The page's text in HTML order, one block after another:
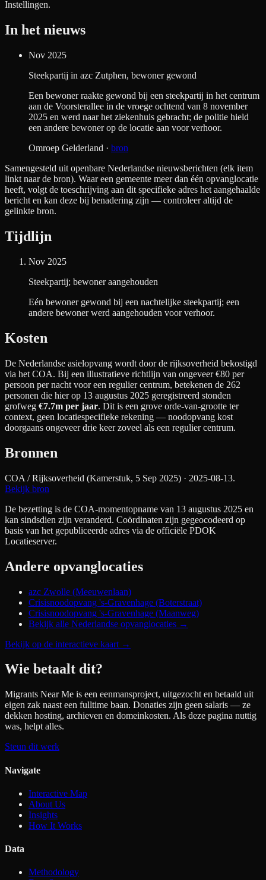
Instellingen.
In het nieuws
Nov 2025
Steekpartij in azc Zutphen, bewoner gewond
Een bewoner raakte gewond bij een steekpartij in het centrum
aan de Voorsterallee in de vroege ochtend van 8 november
2025 en werd naar het ziekenhuis gebracht; de politie hield
een andere bewoner op de locatie aan voor verhoor.
Omroep Gelderland · bron
Samengesteld uit openbare Nederlandse nieuwsberichten (elk item
linkt naar de bron). Waar een gemeente meer dan één opvanglocatie
heeft, volgt de toeschrijving aan dit specifieke adres het aangehaalde
bericht en kan deze bij benadering zijn — controleer altijd de
gelinkte bron.
Tijdlijn
Nov 2025
Steekpartij; bewoner aangehouden
Eén bewoner gewond bij een nachtelijke steekpartij; een
andere bewoner werd aangehouden voor verhoor.
Kosten
De Nederlandse asielopvang wordt door de rijksoverheid bekostigd
via het COA. Bij een illustratieve richtlijn van ongeveer €80 per
persoon per nacht voor een regulier centrum, betekenen de 262
personen die hier op 13 augustus 2025 geregistreerd stonden
grofweg €7.7m per jaar. Dit is een grove orde-van-grootte ter
context, geen locatiespecifieke rekening — noodopvang kost
doorgaans ongeveer drie keer zoveel als een regulier centrum.
Bronnen
COA / Rijksoverheid (Kamerstuk, 5 Sep 2025) · 2025-08-13.
Bekijk bron
De bezetting is de COA-momentopname van 13 augustus 2025 en
kan sindsdien zijn veranderd. Coördinaten zijn gegeocodeerd op
basis van het gepubliceerde adres via de officiële PDOK
Locatieserver.
Andere opvanglocaties
azc Zwolle (Meeuwenlaan)
Crisisnoodopvang 's-Gravenhage (Boterstraat)
Crisisnoodopvang 's-Gravenhage (Maanweg)
Bekijk alle Nederlandse opvanglocaties →
Bekijk op de interactieve kaart →
Wie betaalt dit?
Migrants Near Me is een eenmansproject, uitgezocht en betaald uit
eigen zak naast een fulltime baan. Donaties zijn geen salaris — ze
dekken hosting, archieven en domeinkosten. Als deze pagina nuttig
was, helpt alles.
Steun dit werk
Navigate
Interactive Map
About Us
Insights
How It Works
Data
Methodology